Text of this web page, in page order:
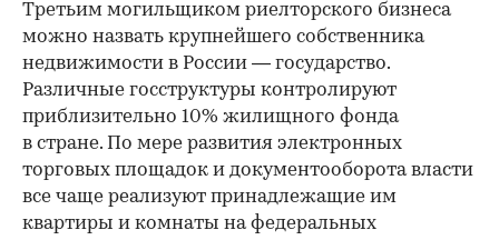
Третьим могильщиком риелторского бизнеса
можно назвать крупнейшего собственника
недвижимости в России — государство.
Различные госструктуры контролируют
приблизительно 10% жилищного фонда
в стране. По мере развития электронных
торговых площадок и документооборота власти
все чаще реализуют принадлежащие им
квартиры и комнаты на федеральных